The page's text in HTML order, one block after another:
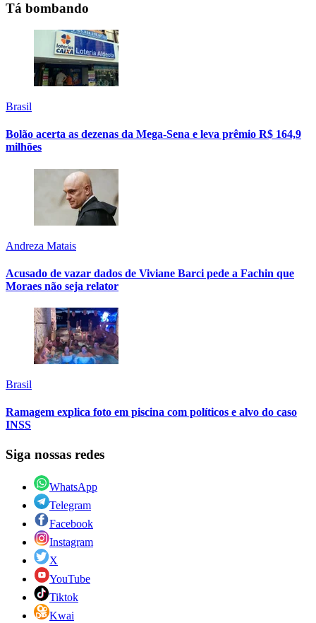
Tá bombando
Brasil
Bolão acerta as dezenas da Mega-Sena e leva prêmio R$ 164,9
milhões
Andreza Matais
Acusado de vazar dados de Viviane Barci pede a Fachin que
Moraes não seja relator
Brasil
Ramagem explica foto em piscina com políticos e alvo do caso
INSS
Siga nossas redes
WhatsApp
Telegram
Facebook
Instagram
X
YouTube
Tiktok
Kwai